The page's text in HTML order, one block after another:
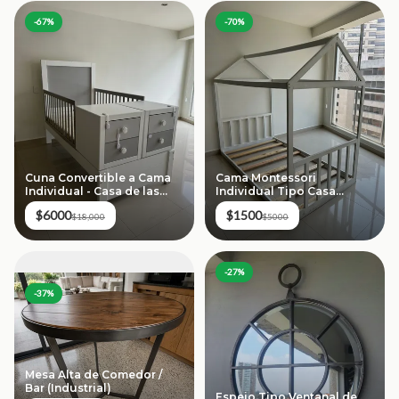
-67%
Cuna Convertible a Cama
Individual - Casa de las
Lomas (Blanco/Gris)
$6000$18,000
-70%
Cama Montessori
Individual Tipo Casa
(Blanca) - Madera
$1500$5000
-37%
Mesa Alta de Comedor /
Bar (Industrial)
-27%